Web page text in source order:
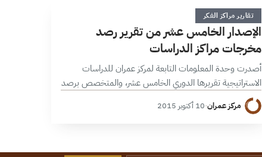
ا1 دقائق
تقارير مراكز الفكر
الإصدار الخامس عشر من تقرير رصد
مخرجات مراكز الدراسات
أصدرت وحدة المعلومات التابعة لمركز عمران للدراسات
الاستراتيجية تقريرها الدوري الخامس عشر، والمتخصص برصد
مخرجات مراكز الفكر والدراسات للنصف الثاني من شهر أيلول/
سبتمبر 2015. ومن اللافت في هذا الإصدار أن…مركز عمران·10 أكتوبر 2015